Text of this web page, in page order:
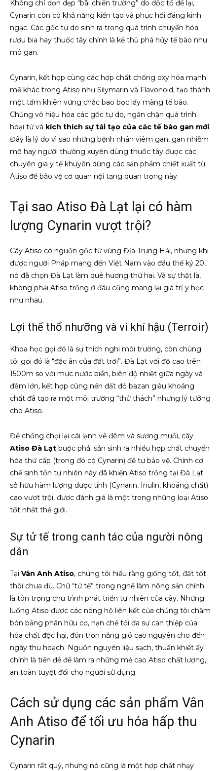
Không chỉ dọn dẹp “bãi chiến trường” do độc tố để lại,
Cynarin còn có khả năng kiến tạo và phục hồi đáng kinh
ngạc. Các gốc tự do sinh ra trong quá trình chuyển hóa
rượu bia hay thuốc tây chính là kẻ thù phá hủy tế bào nhu
mô gan.
Cynarin, kết hợp cùng các hợp chất chống oxy hóa mạnh
mẽ khác trong Atiso như Silymarin và Flavonoid, tạo thành
một tấm khiên vững chắc bao bọc lấy màng tế bào.
Chúng vô hiệu hóa các gốc tự do, ngăn chặn quá trình
hoại tử và kích thích sự tái tạo của các tế bào gan mới.
Đây là lý do vì sao những bệnh nhân viêm gan, gan nhiễm
mỡ hay người thường xuyên dùng thuốc tây được các
chuyên gia y tế khuyên dùng các sản phẩm chiết xuất từ
Atiso để bảo vệ cơ quan nội tạng quan trọng này.
Tại sao Atiso Đà Lạt lại có hàm
lượng Cynarin vượt trội?
Cây Atiso có nguồn gốc từ vùng Địa Trung Hải, nhưng khi
được người Pháp mang đến Việt Nam vào đầu thế kỷ 20,
nó đã chọn Đà Lạt làm quê hương thứ hai. Và sự thật là,
không phải Atiso trồng ở đâu cũng mang lại giá trị y học
như nhau.
Lợi thế thổ nhưỡng và vi khí hậu (Terroir)
Khoa học gọi đó là sự thích nghi môi trường, còn chúng
tôi gọi đó là “đặc ân của đất trời”. Đà Lạt với độ cao trên
1500m so với mực nước biển, biên độ nhiệt giữa ngày và
đêm lớn, kết hợp cùng nền đất đỏ bazan giàu khoáng
chất đã tạo ra một môi trường “thử thách” nhưng lý tưởng
cho Atiso.
Để chống chọi lại cái lạnh về đêm và sương muối, cây
Atiso Đà Lạt buộc phải sản sinh ra nhiều hợp chất chuyển
hóa thứ cấp (trong đó có Cynarin) để tự bảo vệ. Chính cơ
chế sinh tồn tự nhiên này đã khiến Atiso trồng tại Đà Lạt
sở hữu hàm lượng dược tính (Cynarin, Inulin, khoáng chất)
cao vượt trội, được đánh giá là một trong những loại Atiso
tốt nhất thế giới.
Sự tử tế trong canh tác của người nông
dân
Tại Vân Anh Atiso, chúng tôi hiểu rằng giống tốt, đất tốt
thôi chưa đủ. Chữ “tử tế” trong nghề làm nông sản chính
là tôn trọng chu trình phát triển tự nhiên của cây. Những
luống Atiso được các nông hộ liên kết của chúng tôi chăm
bón bằng phân hữu cơ, hạn chế tối đa sự can thiệp của
hóa chất độc hại, đón trọn nắng gió cao nguyên cho đến
ngày thu hoạch. Nguồn nguyên liệu sạch, thuần khiết ấy
chính là tiền đề để làm ra những mẻ cao Atiso chất lượng,
an toàn tuyệt đối cho người sử dụng.
Cách sử dụng các sản phẩm Vân
Anh Atiso để tối ưu hóa hấp thu
Cynarin
Cynarin rất quý, nhưng nó cũng là một hợp chất nhạy